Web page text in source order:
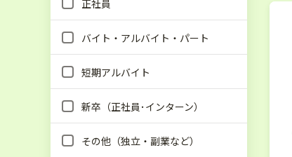
正社員
バイト・アルバイト・パート
短期アルバイト
新卒（正社員･インターン）
その他（独立・副業など）